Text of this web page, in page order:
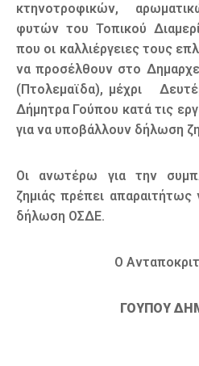
κτηνοτροφικών,
φυτών του Τοπικού
που οι καλλιέργειες τους
να προσέλθουν στο
(Πτολεμαϊδα), μέχρι
Δήμητρα Γούπου κατά τις
για να υποβάλλουν δήλωση
Οι ανωτέρω για την
ζημιάς πρέπει
δήλωση ΟΣΔΕ.
O
ΓΟΥΠΟΥ